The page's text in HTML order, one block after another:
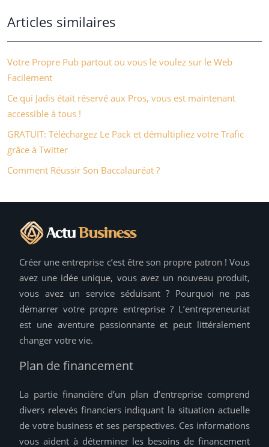
Articles similaires
Votre Propre Pub partout ou vous le voulez sur le Web
Facilement
Ce qui Jadis était réservé aux Pros, vous est maintenant
accessible à tous !
GRATUIT: Téléchargez Le Pack et démultipliez votre Trafic
grâce à Twitter
Comment Réussir Son Baccalauréat ?
Créer une entreprise c’est être son propre patron ! Vous
avez une idée unique, vous avez un nouveau produit,
vous avez un service séduisant ? Pourquoi ne pas
démarrer votre propre entreprise ? L’entrepreneuriat
est une aventure passionnante et peut littéralement
changer votre vie.
Plan de financement
La partie financière d’un plan d’entreprise comprend
divers relevés financiers indiquant la situation actuelle
de votre business et ses perspectives. Ces informations
vous aident à déterminer les besoins de financement